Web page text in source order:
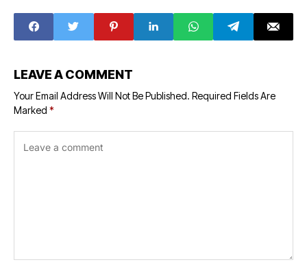
LEAVE A COMMENT
Your Email Address Will Not Be Published. Required Fields Are
Marked *